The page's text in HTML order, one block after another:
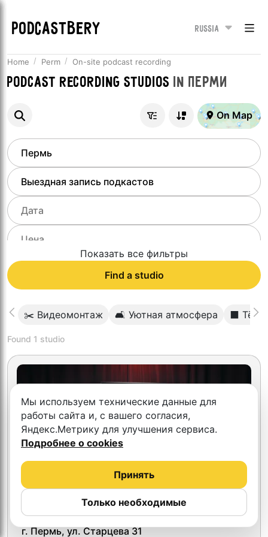
PODCASTBERY Russia
Home Perm On-site podcast recording
Podcast recording studios in Перми
On Map
Показать все фильтры
Find a studio
✂️ Видеомонтаж 🛋 Уютная атмосфера ⬛️
Found 1 studio
ДН studio
г. Пермь, ул. Старцева 31
Мы используем технические данные для
работы сайта и, с вашего согласия,
Яндекс.Метрику для улучшения сервиса.
Подробнее о cookies
Только необходимые
Принять